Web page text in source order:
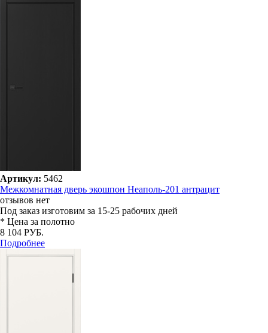
Артикул: 5462
Межкомнатная дверь экошпон Неаполь-201 антрацит
отзывов нет
Под заказ изготовим за 15-25 рабочих дней
* Цена за полотно
8 104 РУБ.
Подробнее